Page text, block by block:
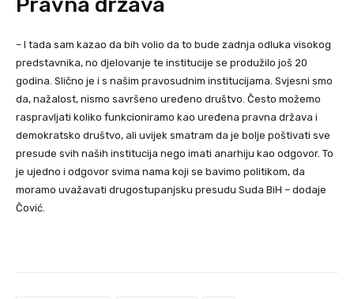
– I tada sam kazao da bih volio da to bude zadnja odluka visokog
predstavnika, no djelovanje te institucije se produžilo još 20
godina. Slično je i s našim pravosudnim institucijama. Svjesni smo
da, nažalost, nismo savršeno uređeno društvo. Često možemo
raspravljati koliko funkcioniramo kao uređena pravna država i
demokratsko društvo, ali uvijek smatram da je bolje poštivati sve
presude svih naših institucija nego imati anarhiju kao odgovor. To
je ujedno i odgovor svima nama koji se bavimo politikom, da
moramo uvažavati drugostupanjsku presudu Suda BiH – dodaje
Čović.